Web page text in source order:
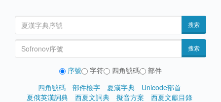
搜索
搜索
序號 字符 四角號碼
部件
四角號碼
部件檢字 夏漢字典
Unicode部首
夏俄英漢詞典
西夏文詞典 擬音方案 西夏文獻目錄